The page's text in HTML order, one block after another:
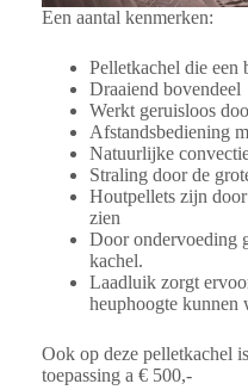
Een aantal kenmerken:
Pelletkachel die
Draaiend bovendeel
Werkt geruisloos
Afstandsbediening
Natuurlijke
Straling door de
Houtpellets zijn
zien
Door ondervoeding
kachel.
Laadluik zorgt
heuphoogte kunnen
Ook op deze pelletkachel
toepassing a € 500,-